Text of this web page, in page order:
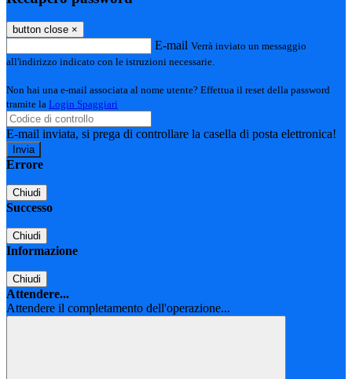
button close ×
E-mail Verrà inviato un messaggio
all'indirizzo indicato con le istruzioni necessarie.
Non hai una e-mail associata al nome utente? Effettua il reset della password
tramite la Login Spaggiari
E-mail inviata, si prega di controllare la casella di posta elettronica!
Errore
Chiudi
Successo
Chiudi
Informazione
Chiudi
Attendere...
Attendere il completamento dell'operazione...